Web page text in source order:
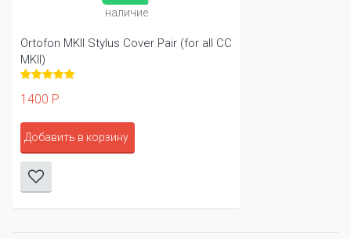
наличие
Ortofon MKII Stylus Cover Pair (for all CC
MKII)
1400 Р
Добавить в корзину